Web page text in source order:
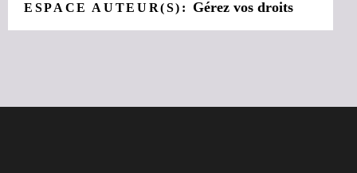
ESPACE AUTEUR(S): Gérez vos droits